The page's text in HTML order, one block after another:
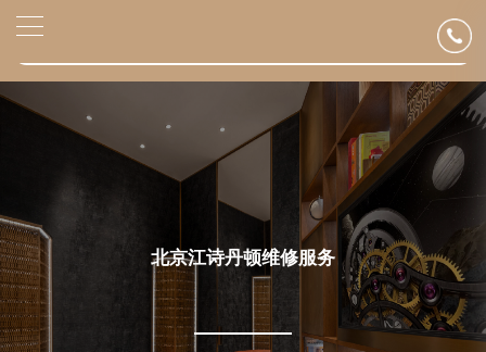
▲
▼
北京市东城区东长安街1号东方广场写字楼W3座6层602室（需提前预约）
北京市朝阳区建国门外大街甲6号华熙国际中心写字楼D座11层1102室（需提前预约）
北京江诗丹顿维修服务